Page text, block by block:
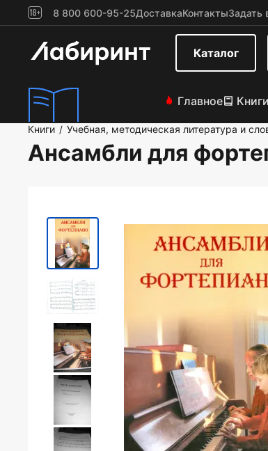
8 800 600-95-25ДоставкаКонтактыЗадать
Каталог
Главное Книги
Книги / Учебная, методическая литература и
Ансамбли для